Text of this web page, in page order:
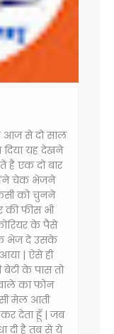
आज से दो साल
यह देखने
एक दो बार
चेक भेजने
को चुनने
की फीस भी
के पैसे
भेज दे उसके
| ऐसे ही
के पास तो
का फोन
मेल आती
कर देता हूँ | जब
दी है तब से ये